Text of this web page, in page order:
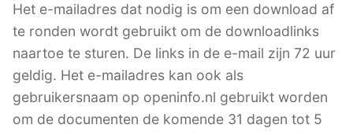
Het e-mailadres dat nodig is om een download af
te ronden wordt gebruikt om de downloadlinks
naartoe te sturen. De links in de e-mail zijn 72 uur
geldig. Het e-mailadres kan ook als
gebruikersnaam op openinfo.nl gebruikt worden
om de documenten de komende 31 dagen tot 5